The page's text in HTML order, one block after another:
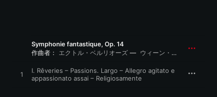
Symphonie fantastique, Op. 14
作曲者：
エクトル・ベルリオーズ ウィーン・フィルハーモニー管弦楽団
1
I. Rêveries – Passions. Largo – Allegro agitato e
appassionato assai – Religiosamente